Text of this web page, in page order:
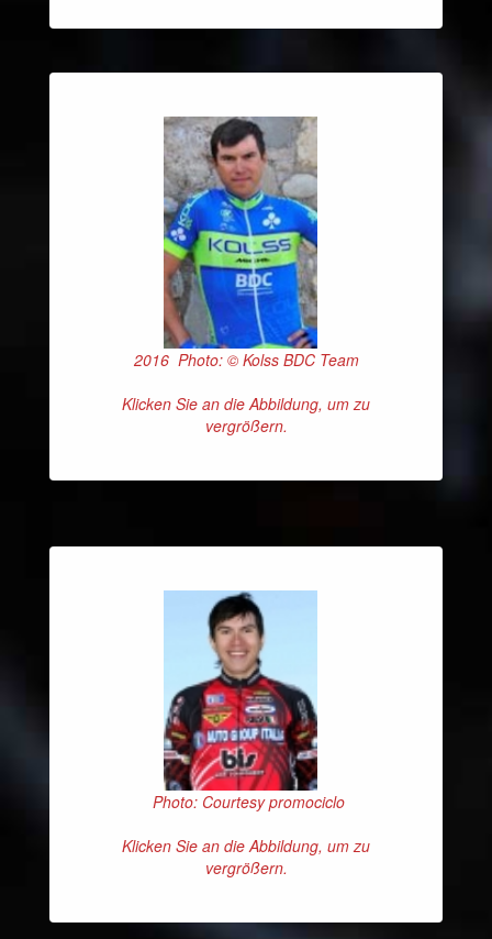
2016 Photo: © Kolss BDC Team
Klicken Sie an die Abbildung, um zu
vergrößern.
Photo: Courtesy promociclo
Klicken Sie an die Abbildung, um zu
vergrößern.